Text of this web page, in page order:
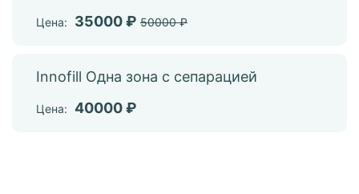
Цена: 35000 ₽ 50000 ₽
Innofill Одна зона с сепарацией
Цена: 40000 ₽